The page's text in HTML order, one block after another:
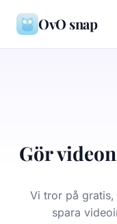
OvO snap
Gör
Vi tror på
spara